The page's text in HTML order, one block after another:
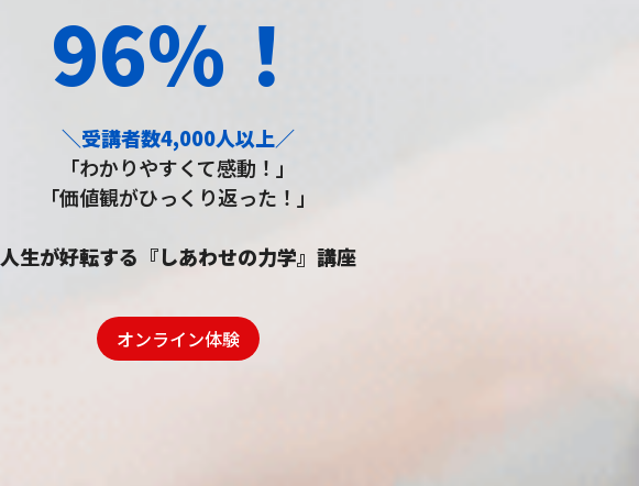
96％！
＼受講者数4,000人以上／
「わかりやすくて感動！」
「価値観がひっくり返った！」
人生が好転する『しあわせの力学』講座
オンライン体験